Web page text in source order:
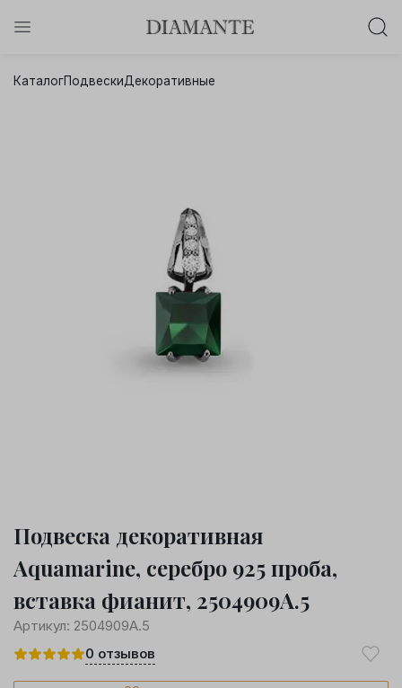
Осталось:
КаталогПодвескиДекоративные
Подвеска декоративная
Aquamarine, серебро 925 проба,
вставка фианит, 2504909А.5
Артикул: 2504909А.5
0 отзывов